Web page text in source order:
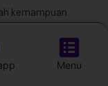
kemampuan
Menu